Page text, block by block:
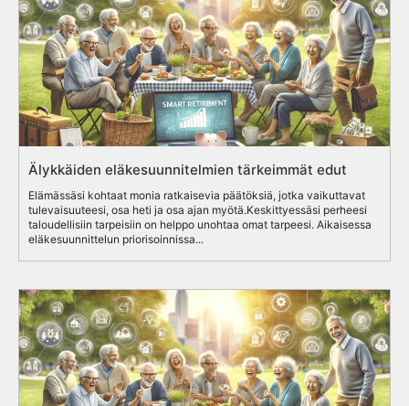
Älykkäiden eläkesuunnitelmien tärkeimmät edut
Elämässäsi kohtaat monia ratkaisevia päätöksiä, jotka vaikuttavat
tulevaisuuteesi, osa heti ja osa ajan myötä.Keskittyessäsi perheesi
taloudellisiin tarpeisiin on helppo unohtaa omat tarpeesi. Aikaisessa
eläkesuunnittelun priorisoinnissa...